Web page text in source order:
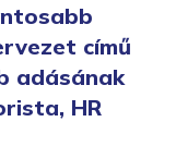
című
adásának
HR